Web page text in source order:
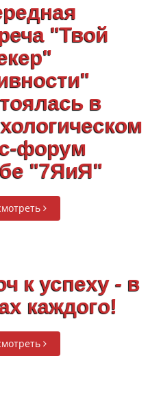
"Твой
в
форум
"7ЯиЯ"
к успеху - в
каждого!